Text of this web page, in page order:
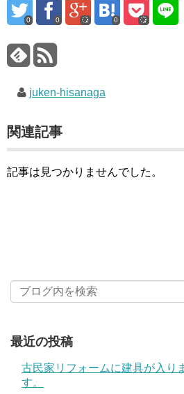
0 0 0
juken-hisanaga
関連記事
記事は見つかりませんでした。
最近の投稿
古民家リフォームに建具が入り
す。